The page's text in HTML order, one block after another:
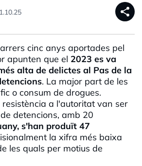
share
cinc anys aportades pel
apunten que el 2023 es va
alta de delictes al Pas de la
. La major part de les
o consum de drogues.
a l'autoritat van ser
detencions, amb 20
s'han produït 47
la xifra més baixa
les quals per motius de